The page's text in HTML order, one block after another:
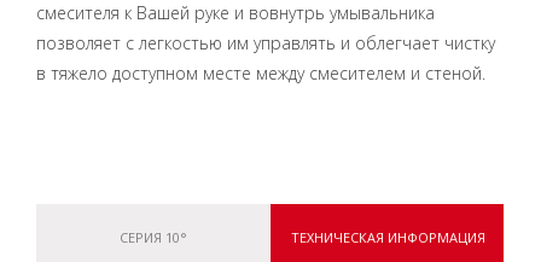
смесителя к Вашей руке и вовнутрь умывальника
позволяет с легкостью им управлять и облегчает чистку
в тяжело доступном месте между смесителем и стеной.
СЕРИЯ 10° ТЕХНИЧЕСКАЯ ИНФОРМАЦИЯ